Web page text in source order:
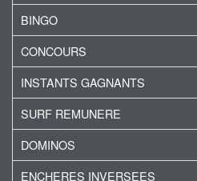
BINGO
CONCOURS
INSTANTS GAGNANTS
SURF REMUNERE
DOMINOS
ENCHERES INVERSEES